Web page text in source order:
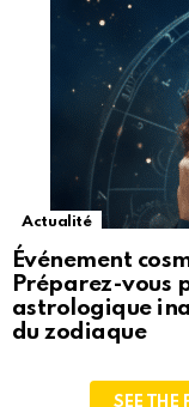
Actualité
Événement
Préparez-vous
astrologique
du zodiaque
SEE THE